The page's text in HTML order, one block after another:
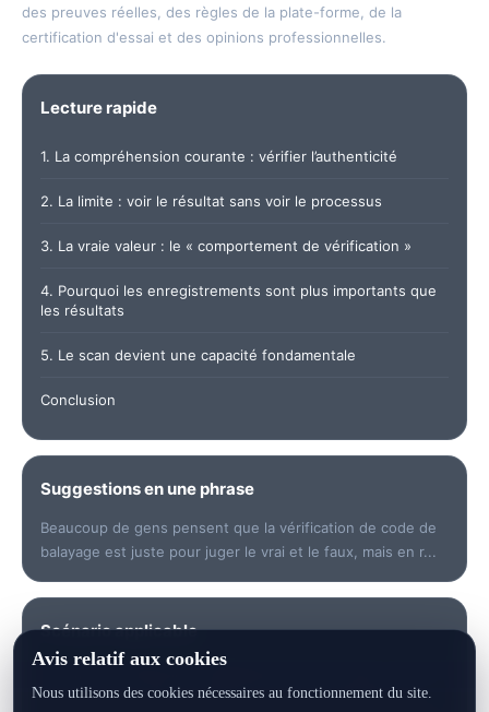
des preuves réelles, des règles de la plate-forme, de la
certification d'essai et des opinions professionnelles.
Lecture rapide
1. La compréhension courante : vérifier l’authenticité
2. La limite : voir le résultat sans voir le processus
3. La vraie valeur : le « comportement de vérification »
4. Pourquoi les enregistrements sont plus importants que
les résultats
5. Le scan devient une capacité fondamentale
Conclusion
Suggestions en une phrase
Beaucoup de gens pensent que la vérification de code de
balayage est juste pour juger le vrai et le faux, mais en r...
Scénario applicable
Convient à comprendre rapidement les mots clés, à vérifier
les données, à trier les points de risque, à préparer les
Avis relatif aux cookies
Nous utilisons des cookies nécessaires au fonctionnement du site.